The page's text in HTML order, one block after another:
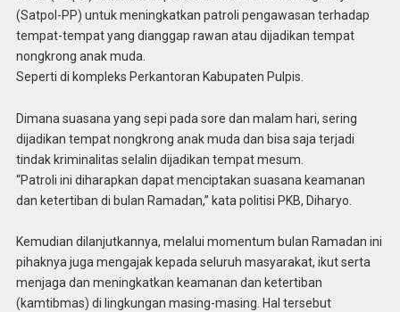
(Satpol-PP) untuk meningkatkan patroli pengawasan terhadap
tempat-tempat yang dianggap rawan atau dijadikan tempat
nongkrong anak muda.
Seperti di kompleks Perkantoran Kabupaten Pulpis.
Dimana suasana yang sepi pada sore dan malam hari, sering
dijadikan tempat nongkrong anak muda dan bisa saja terjadi
tindak kriminalitas selalin dijadikan tempat mesum.
“Patroli ini diharapkan dapat menciptakan suasana keamanan
dan ketertiban di bulan Ramadan,” kata politisi PKB, Diharyo.
Kemudian dilanjutkannya, melalui momentum bulan Ramadan ini
pihaknya juga mengajak kepada seluruh masyarakat, ikut serta
menjaga dan meningkatkan keamanan dan ketertiban
(kamtibmas) di lingkungan masing-masing. Hal tersebut